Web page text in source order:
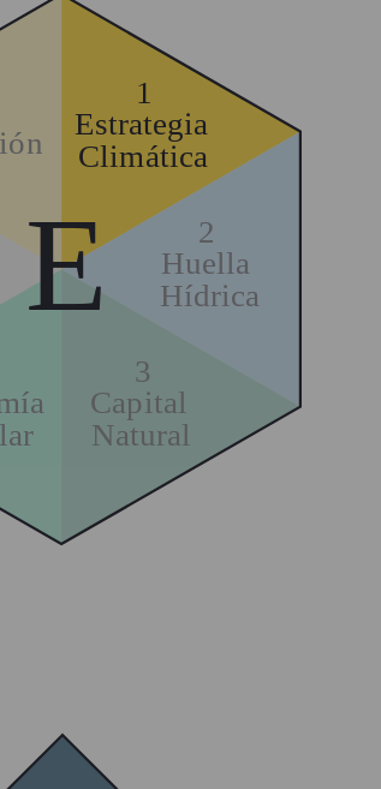
1
Estrategia
Climática
2
Huella
Hídrica
3
Capital
Natural
E